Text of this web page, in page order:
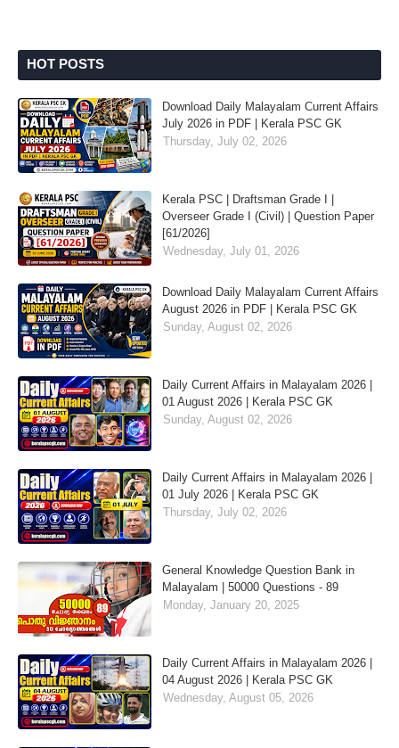
HOT POSTS
Download Daily Malayalam Current Affairs
July 2026 in PDF | Kerala PSC GK
Thursday, July 02, 2026
Kerala PSC | Draftsman Grade I |
Overseer Grade I (Civil) | Question Paper
[61/2026]
Wednesday, July 01, 2026
Download Daily Malayalam Current Affairs
August 2026 in PDF | Kerala PSC GK
Sunday, August 02, 2026
Daily Current Affairs in Malayalam 2026 |
01 August 2026 | Kerala PSC GK
Sunday, August 02, 2026
Daily Current Affairs in Malayalam 2026 |
01 July 2026 | Kerala PSC GK
Thursday, July 02, 2026
General Knowledge Question Bank in
Malayalam | 50000 Questions - 89
Monday, January 20, 2025
Daily Current Affairs in Malayalam 2026 |
04 August 2026 | Kerala PSC GK
Wednesday, August 05, 2026